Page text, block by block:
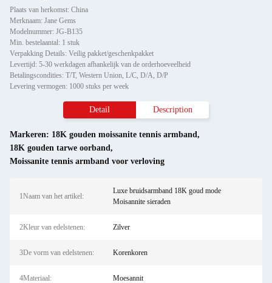
Plaats van herkomst: China
Merknaam: Jane Gems
Modelnummer: JG-B135
Min. bestelaantal: 1 stuk
Verpakking Details: Veilig pakket/geschenkpakket
Levertijd: 5-30 werkdagen afhankelijk van de orderhoeveelheid
Betalingscondities: T/T, Western Union, L/C, D/A, D/P
Levering vermogen: 1000 stuks per week
Detail Description
Markeren: 18K gouden moissanite tennis armband,
18K gouden tarwe oorband,
Moissanite tennis armband voor verloving
1Naam van het artikel:
Luxe bruidsarmband 18K goud mode
Moisannite sieraden
2Kleur van edelstenen: Zilver
3De vorm van edelstenen: Korenkoren
4Materiaal: Moesannit